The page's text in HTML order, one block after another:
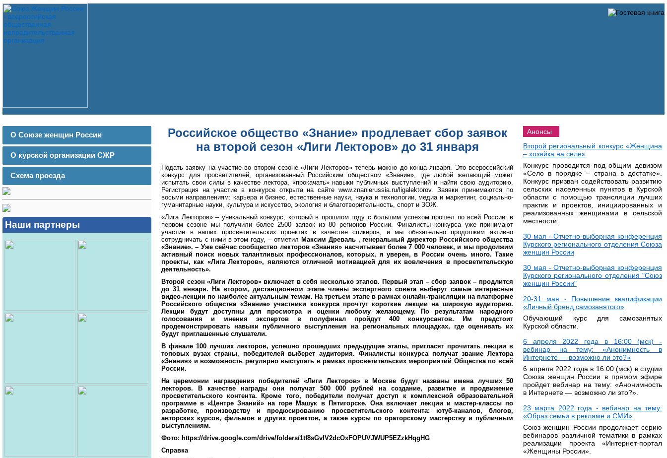
О Союзе женщин России
О курской организации СЖР
Схема проезда
Наши партнеры
Российское общество «Знание» продлевает сбор заявок
на второй сезон «Лиги Лекторов» до 31 января
Подать заявку на участие во втором сезоне «Лиги Лекторов» теперь можно до конца января. Это всероссийский
конкурс для просветителей, организованный Российским обществом «Знание», где любой желающий может
испытать свои силы в качестве лектора, «прокачать» навыки публичных выступлений и найти свою аудиторию.
Регистрация на участие в конкурсе открыта на сайте www.znanierussia.ru/ligalektorov. Заявки принимаются по
восьми направлениям: карьера и бизнес, естественные науки, наука и технологии, медиа и маркетинг, социально-
гуманитарные науки, культура и искусство, экология и благотворительность, спорт и ЗОЖ.
«Лига Лекторов» – уникальный конкурс, который в прошлом году с большим успехом прошел по всей России: в
первом сезоне мы получили более 2500 заявок из 80 регионов России. Финалисты конкурса уже принимают
участие в наших просветительских проектах в качестве спикеров, и мы обязательно продолжим активно
сотрудничать с ними в этом году, – отметил Максим Древаль , генеральный директор Российского общества
«Знание». – Уже сейчас сообщество лекторов «Знания» насчитывает более 7 000 человек, и мы продолжим
активный поиск новых талантливых профессионалов, которых, я уверен, в России очень много. Такие
проекты, как «Лига Лекторов», являются отличной мотивацией для их вовлечения в просветительскую
деятельность».
Второй сезон «Лиги Лекторов» включает в себя несколько этапов. Первый этап – сбор заявок – продлится
до 31 января. На втором, дистанционном этапе члены экспертного совета выберут самые интересные
видео-лекции по наиболее актуальным темам. На третьем этапе в рамках онлайн-трансляции на платформе
Российского общества «Знание» участники конкурса прочтут короткие лекции на широкую аудиторию.
Лекции будут доступны для просмотра и оценки любому желающему. По результатам народного
голосования и мнения экспертов в полуфинал пройдут 400 конкурсантов. Им предстоит
продемонстрировать навыки публичного выступления на региональных площадках, где оценивать их
будут приглашенные слушатели.
В финале 100 лучших лекторов, успешно прошедших предыдущие этапы, пригласят прочитать лекции в
топовых вузах страны, победителей выберет аудитория. Финалисты конкурса получат звание Лектора
«Знания» и возможность регулярно выступать в рамках просветительских мероприятий Общества по всей
России.
На церемонии награждения победителей «Лиги Лекторов» в Москве будут названы имена лучших 50
лекторов. В качестве награды они получат 500 000 рублей на создание, развитие и продвижение
просветительского контента. Кроме того, победители получат доступ к комплексной образовательной
программе в «Центре Знаний» на горе Машук в Пятигорске. Она включает лекции и мастер-классы по
разработке, производству и продюсированию просветительского контента: ютуб-каналов, блогов,
авторских курсов, фильмов и других проектов, а также курсы по ораторскому мастерству и публичным
выступлениям.
Фото: https://drive.google.com/drive/folders/1tf8sGvlV2dcOxFOPUVJWUP5EZzkHqgHG
Справка
Анонсы
Второй региональный конкурс «Женщина
– хозяйка на селе»
Конкурс проводится под общим девизом
«Село в порядке – страна в достатке».
Конкурс призван содействовать развитию
сельских населенных пунктов в Курской
области с помощью трансляции лучших
практик и проектов, инициированных и
реализованных женщинами в сельской
местности.
30 мая - Отчетно-выборная конференция
Курского регионального отделения Союза
женщин России
30 мая - Отчетно-выборная конференция
Курского регионального отделения "Союз
женщин России"
20-31 мая - Повышение квалификации
«Личный бренд самозанятого»
Обучающий курс для самозанятых
Курской области.
6 апреля 2022 года в 16:00 (мск) -
вебинар на тему: «Анонимность в
Интернете — возможно ли это?»
6 апреля 2022 года в 16:00 (мск) в студии
Союза женщин России в прямом эфире
пройдет вебинар на тему: «Анонимность
в Интернете — возможно ли это?».
23 марта 2022 года - вебинар на тему:
«Образ семьи в рекламе и СМИ»
Союз женщин России продолжает серию
вебинаров различной тематики в рамках
реализации проекта «Интернет-портал
«Женщины России».